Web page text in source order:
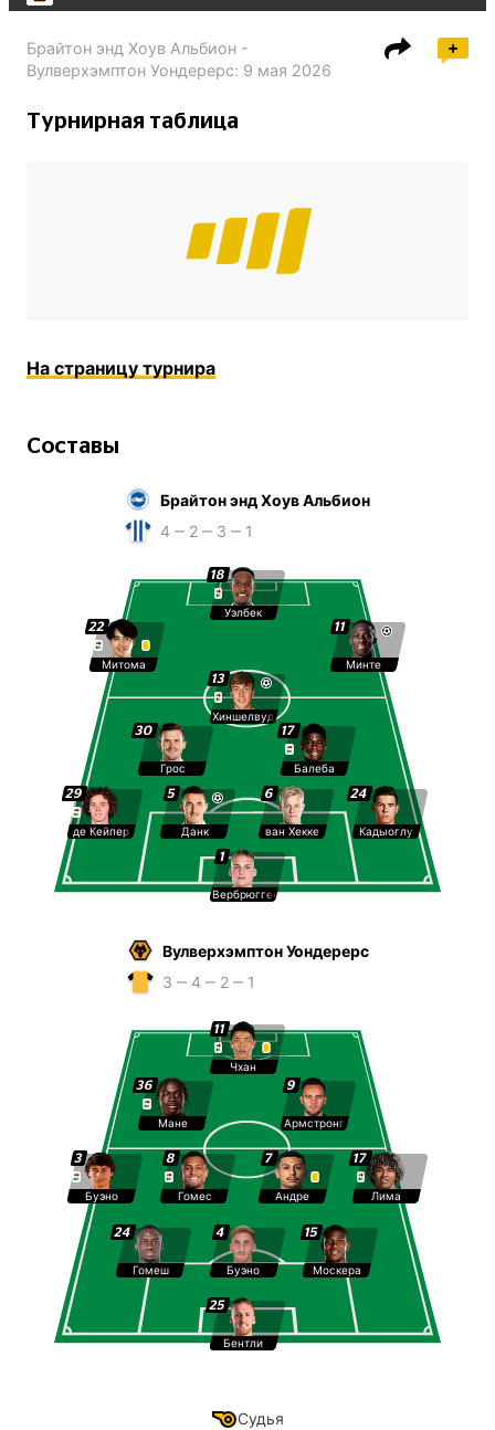
Брайтон энд Хоув Альбион -
Вулверхэмптон Уондерерс: 9 мая 2026
Турнирная таблица
На страницу турнира
Составы
Брайтон энд Хоув Альбион
4 ‒ 2 ‒ 3 ‒ 1
18
Уэлбек
30
Грос
29
де Кейпер
22
Митома
24
Кадыоглу
6
ван Хекке
1
Вербрюгген
5
Данк
17
Балеба
11
Минте
13
Хиншелвуд
Вулверхэмптон Уондерерс
3 ‒ 4 ‒ 2 ‒ 1
3
Буэно
11
Чхан
7
Андре
8
Гомес
15
Москера
4
Буэно
24
Гомеш
25
Бентли
9
Армстронг
17
Лима
36
Мане
Судья